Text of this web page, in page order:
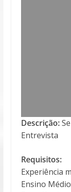
Descrição:
Entrevista
Requisitos:
Experiência
Ensino